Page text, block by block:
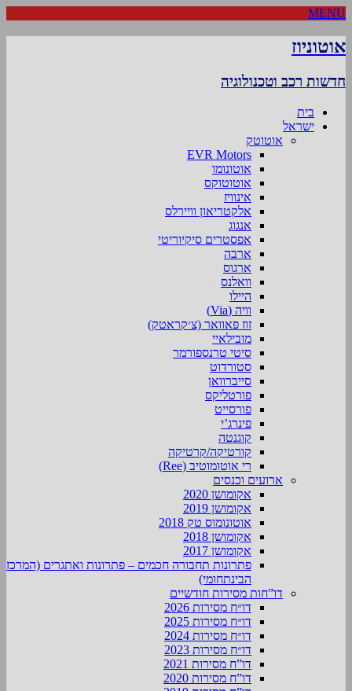
MENU
אוטוניוז
חדשות רכב וטכנולוגיה
בית
ישראל
אוטוטק
EVR Motors
אוטונומו
אוטוטוקס
אינוויז
אלקטריאון וויירלס
אנגוג
אפסטרים סיקיוריטי
ארבה
ארגוס
וואלנס
היילו
וויה (Via)
זוז פאוואר (צ׳קראטק)
מובילאיי
סיטי טרנספורמר
סטורדוט
סייברוואן
פורטליקס
פורסייט
פינרג’י
קוגנטה
קורטיקה/קרטיקה
רי אוטומוטיב (Ree)
ארועים וכנסים
אקומושן 2020
אקומושן 2019
אוטונומוס טק 2018
אקומושן 2018
אקומושן 2017
פתרונות תחבורה חכמים – פתרונות ואתגרים (המרכז
הבינתחומי)
דו”חות מסירות חודשיים
דו״ח מסירות 2026
דו״ח מסירות 2025
דו״ח מסירות 2024
דו״ח מסירות 2023
דו”ח מסירות 2021
דו”ח מסירות 2020